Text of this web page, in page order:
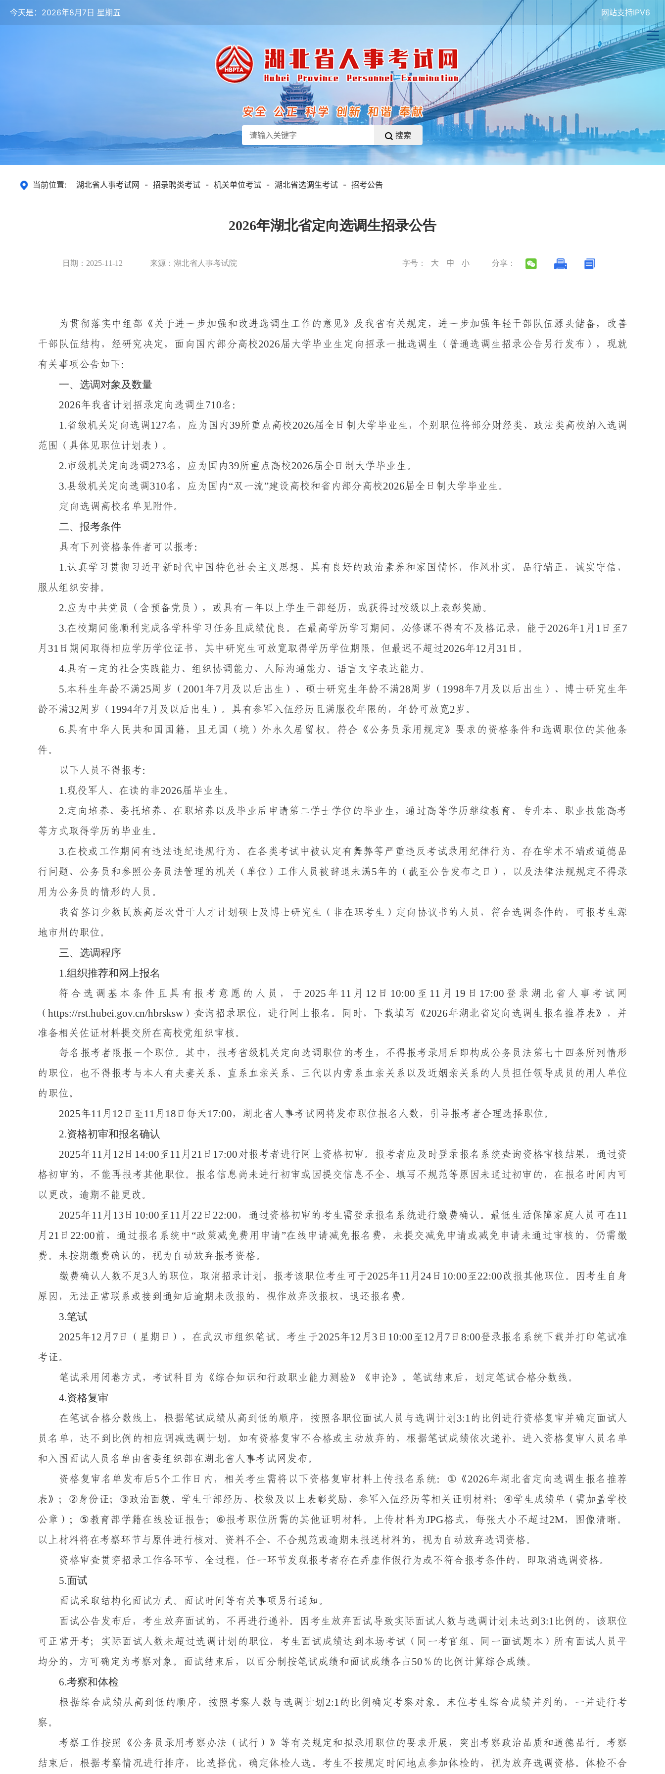
今天是：2026年8月7日 星期五 网站支持IPV6
搜索
当前位置: 湖北省人事考试网 - 招录聘类考试 - 机关单位考试 - 湖北省选调生考试 - 招考公告
2026年湖北省定向选调生招录公告
日期：2025-11-12 来源：湖北省人事考试院 字号： 大 中 小 分享：
为贯彻落实中组部 《关于进一步加强和改进选调生工作的意见》 及我省有关规定，进一步加强 年轻干部 队伍源头储备，
改善
干部队伍结构，经研究决定，面向国内部分高校2026 届大学毕业生定向招录一批选调生
（普通选调生招录公告另行发布），现就
有关事项公告如下：
一、选调对象及数量
2026年我省计划招录定向选调生 710名 ：
1.省级机关定向选调 127名，应为国内 39所重点 高校2026届全日制大学毕业生 ，个别职位将部分财经类、政法类高校纳入选调
范围（具体见职位计划表）。
2.市级机关定向选调 273名 ， 应为国内39所重点 高校2026届全日制大学毕业生 。
3.县级机关定向选调 310名 ，应为国内“双一流”建设高校和省内部分高校2026届全日制大学毕业生。
定向选调高校名单见附件。
二、 报考条件
具有下列资格条件者可以报考：
1.认真学习贯彻习近平新时代中国特色社会主义思想，具有良好的政治素养和家国情怀 ， 作风朴实，品行端正，诚实守信 ，
服从组织安排 。
2.应为 中共党员（含预备党员） ，或 具有一年以上 学生干部经历，或获得过校级以上表彰奖励。
3.在校期间能顺利完成各学科学习任务且 成绩优良。 在最高学历学习期间，必修课不得有不及格记录，能于2026年1 月 1 日至7
月 31 日期间取得相应学历学位证书，其中研究生可放宽取得学历学位期限，但最迟不超过2026年12 月 31 日。
4.具有一定的社会实践能力、组织协调能力、人际沟通能力、语言文字表达能力。
5.本科生 年龄不满25周岁（ 2001年7 月 及 以后出生）、硕士研究生 年龄不满28周岁（ 1998年7 月 及 以后出生）、博士研究生 年
龄不满32周岁（ 1994年7 月 及 以后出生）。 具有参军入伍经历且满服役年限的 ，年龄可放宽2岁。
6.具有中华人民共和国国籍，且无国（境）外永久居留权。 符合《公务员录用规定》要求的资格条件和选调 职位 的其他条
件。
以下人员不得报考：
1.现役军人、在读的非2026届毕业生。
2.定向培养、委托培养、在职培养以及 毕业后申请第二学士学位 的毕业生，通过高等学历继续教育、专升本、职业技能高考
等方式取得学历 的毕业生 。
3.在校或工作期间有违法违纪违规行为、在各类考试中被认定有舞弊等严重违反考试录用纪律行为、存在学术不端或道德品
行问 题、 公务员和参照公务员法管理的机关（单位）工作人员被辞退未满5年的（截至公告发布之 日），以及 法律法规规定不得录
用为公务员 的情形的人员。
我省签订少数民族高层次骨干人才计划硕士及博士研究生（非在职考生）定向协议书的人员，符合选调条件的，可报考生源
地市州的职位。
三、选调程序
1.组织推荐和网上报名
符合选调基本条件且具有报考意愿的人员， 于 2025 年 11 月 12 日 10:00 至 11 月 19 日 17:00 登录 湖北省人事考试网
（https://rst.hubei.gov.cn/hbrsksw ） 查询招录职位， 进行网上报名。 同时， 下载填写《2026年湖北省 定向 选调生报名推荐表》
，并
准备相关佐证材料提交所在高校党组织审核。
每名 报考者 限报一个职位。其中，报考省级机关定向选调职位的考生，不得报考录用后即构成公务员法第七十四条所列情形
的职位，也不得报考与本人有夫妻关系、直系血亲关系、三代以内旁系血亲关系以及近姻亲关系的人员担任领导成员的用人单位
的职位。
2025年11 月 12 日至 11 月 18 日每天 17:00， 湖北省人事考试网 将发布职位报名人数，引导报考者合理选择职位。
2.资格初审和报名确认
2025年11 月 12 日 14:00至 11 月 21 日 17:00对报考者进行网上资格初审。 报考者 应及时登录报名系统查询 资格审核 结果，
通过资
格初审 的，不能再报考其他职位。 报名信息尚未进行初审或因提交信息不全、填写不规范等原因未通过初审的，在报名时间内可
以更改，逾期不能更改 。
2025年11 月 13 日 10:00至 11 月 22 日 22:00， 通过资格初审的考生需登录报名系统进行缴费确认 。 最低生活保障家庭人员可在 11
月 21 日 22:00前 ， 通过报名系统中 “政策减免费用申请”在线申请减免报名费，未提交减免申请或减免申请未通过审核的，仍需缴
费。 未按期缴费确认的，视为自动放弃报考资格。
缴费确认人数不足 3 人的职位，取消招录计划 ，报考该职位考生可于2025年11 月 24 日 10:00至22:00改报其他职位。因考生自身
原因，无法正常联系或接到通知后逾期未改报的，视作放弃改报权，退还报名费。
3.笔试
2025年12 月 7 日（星期 日 ），在武汉 市组织笔试。考生 于2025年12 月 3 日 10:00 至 12 月 7 日 8:00登录报名系统下载 并打印笔试准
考证。
笔试采用闭卷方式，考试科目为《综合知识和行政职业能力测验》《申论》。笔试结束后，划定笔试合格分数线。
4.资格复审
在笔试合格分数线上，根据笔试成绩从高到低的顺序，按照各职位面试人员与选调计划 3:1的比例进行资格复审 并确定面试人
员名单， 达不到比例的相应调减选调计划。 如有资格复审不合格或主动放弃的，根据笔试成绩依次递补。 进入 资格复审 人员名单
和入围面试人员名单由省委组织部在湖北省人事考试网 发布。
资格复审名单发布后5个工作日内 ，相关考生需将 以下资格复审材料 上传报名系统： ① 《2026年湖北省 定向选调生报名推荐
表》； ② 身份证； ③政治面貌、学生干部经历、校级及以上表彰奖励、参军入伍经历等相关证明 材料； ④学生成绩单（需加盖学校
公章）； ⑤教育部学籍在线验证报告； ⑥报考职位所需的其他证明材料。 上传材料为JPG格式，每张大小不超过2M，图像清晰。
以上 材料将在考察环节与原件进行核对。资料不全、不合规范或逾期未报送材料的，视为自动放弃选调资格。
资格审查贯穿招录工作各环节、全过程，任一环节发现报考者存在弄虚作假行为或不符合报考条件的， 即取消选调资格。
5.面试
面试采取结构化面试方式 。 面试时间 等有关事项 另行通知 。
面试公告发布后，考生放弃面试的，不再进行递补。
因考生放弃面试导致实际面试人数与选调计划未达到 3:1 比例的，该职位
可正常开考；实际面试人数未超过选调计划的职位， 考生面试成绩达到本场考试（同一考官组、同一面试题本）所有面试人员平
均分的，方可确定为考察对象。 面试结束后，以百分制按笔试成绩和面试成绩各占50 ％的比例计算综合成绩。
6.考察和体检
根据综合成绩从高到低的顺序，按照考察人数与选调计划 2:1的比例确定考察对象。
末位考生综合成绩并列的，一并进行考
察。
考察工作按照《公务员录用考察办法（试行）》等有关规定和拟录用职位的要求开展，突出考察政治品质和道德品行。 考察
结束后，根据考察情况进行排序， 比选择优 ， 确定体检 人选。 考生不按规定时间地点参加体检的，视为放弃选调资格。体检不合